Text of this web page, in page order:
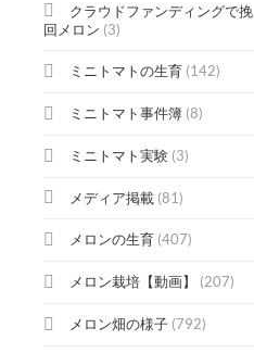
クラウドファンディングで挽
回メロン (3)
ミニトマトの生育 (142)
ミニトマト事件簿 (8)
ミニトマト実験 (3)
メディア掲載 (81)
メロンの生育 (407)
メロン栽培【動画】 (207)
メロン畑の様子 (792)